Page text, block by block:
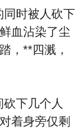
时被人砍下
血沾染了尘
，**四溅，
下几个人
着身旁仅剩